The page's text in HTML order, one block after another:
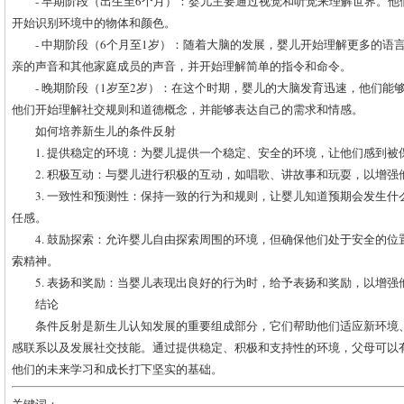
开始识别环境中的物体和颜色。
- 中期阶段（6个月至1岁）：随着大脑的发展，婴儿开始理解更多的语
亲的声音和其他家庭成员的声音，并开始理解简单的指令和命令。
- 晚期阶段（1岁至2岁）：在这个时期，婴儿的大脑发育迅速，他们能
他们开始理解社交规则和道德概念，并能够表达自己的需求和情感。
如何培养新生儿的条件反射
1. 提供稳定的环境：为婴儿提供一个稳定、安全的环境，让他们感到被
2. 积极互动：与婴儿进行积极的互动，如唱歌、讲故事和玩耍，以增强
3. 一致性和预测性：保持一致的行为和规则，让婴儿知道预期会发生
任感。
4. 鼓励探索：允许婴儿自由探索周围的环境，但确保他们处于安全的
索精神。
5. 表扬和奖励：当婴儿表现出良好的行为时，给予表扬和奖励，以增
结论
条件反射是新生儿认知发展的重要组成部分，它们帮助他们适应新环
感联系以及发展社交技能。通过提供稳定、积极和支持性的环境，父母可
他们的未来学习和成长打下坚实的基础。